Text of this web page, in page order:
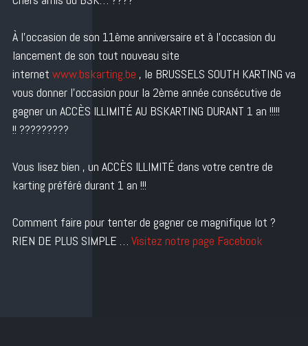
À l’occasion de son 11ème anniversaire et à l’occasion du
lancement de son tout nouveau site
internet www.bskarting.be , le BRUSSELS SOUTH KARTING va
vous donner l’occasion pour la 2ème année consécutive de
gagner un ACCÈS ILLIMITÉ AU BSKARTING DURANT 1 an !!!!!
!! ?????????
Vous lisez bien , un ACCÈS ILLIMITÉ dans votre centre de
karting préféré durant 1 an !!!
Comment faire pour tenter de gagner ce magnifique lot ?
RIEN DE PLUS SIMPLE … Visitez notre page Facebook